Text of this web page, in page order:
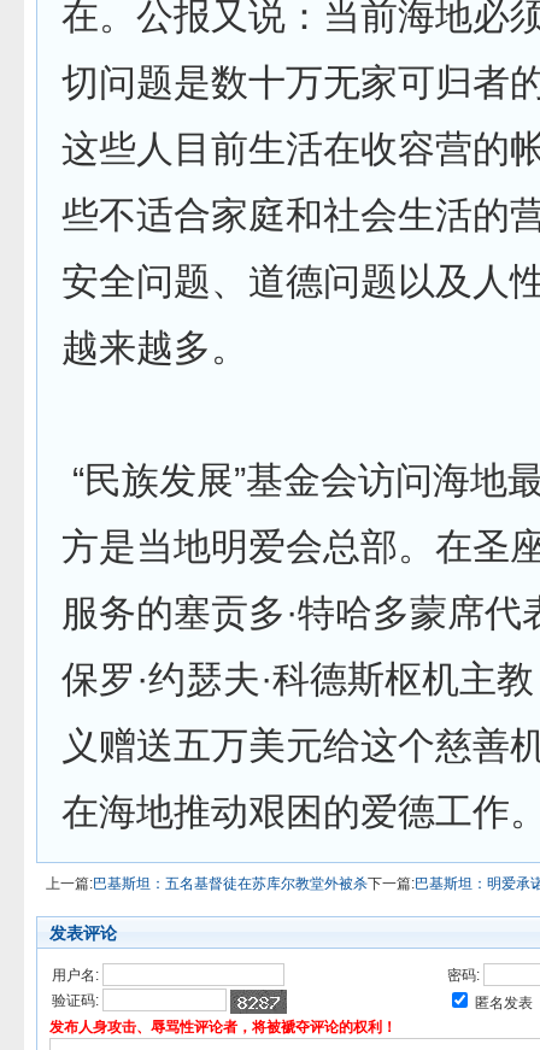
在。公报又说：当前海地必
切问题是数十万无家可归者
这些人目前生活在收容营的
些不适合家庭和社会生活的
安全问题、道德问题以及人
越来越多。
“民族发展”基金会访问海地
方是当地明爱会总部。在圣
服务的塞贡多·特哈多蒙席代
保罗·约瑟夫·科德斯枢机主
义赠送五万美元给这个慈善
在海地推动艰困的爱德工作
上一篇:巴基斯坦：五名基督徒在苏库尔教堂外被杀下一篇:巴基斯坦：明爱承
发表评论
用户名:
密码:
验证码:
匿名发表
发布人身攻击、辱骂性评论者，将被褫夺评论的权利！